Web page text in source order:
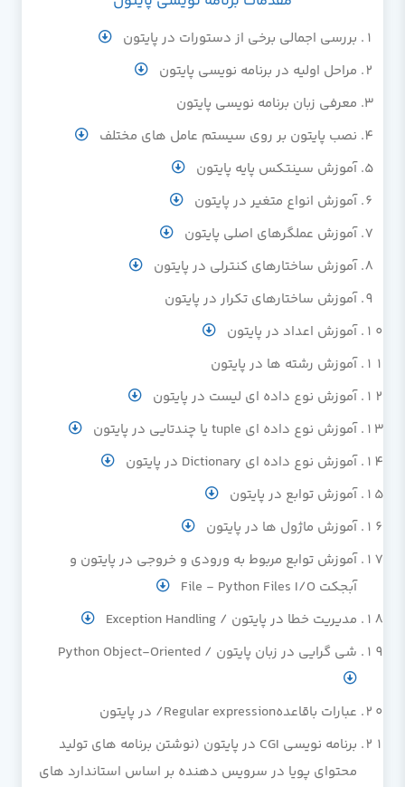
بررسی اجمالی برخی از دستورات در پایتون
مراحل اولیه در برنامه نویسی پایتون
معرفی زبان برنامه نویسی پایتون
نصب پایتون بر روی سیستم عامل های مختلف
آموزش سینتکس پایه پایتون
آموزش انواع متغیر در پایتون
آموزش عملگرهای اصلی پایتون
آموزش ساختارهای کنترلی در پایتون
آموزش ساختارهای تکرار در پایتون
آموزش اعداد در پایتون
آموزش رشته ها در پایتون
آموزش نوع داده ای لیست در پایتون
آموزش نوع داده ای tuple یا چندتایی در پایتون
آموزش نوع داده ای Dictionary در پایتون
آموزش توابع در پایتون
آموزش ماژول ها در پایتون
آموزش توابع مربوط به ورودی و خروجی در پایتون و
آبجکت File - Python Files I/O
مدیریت خطا در پایتون / Exception Handling
شی گرایی در زبان پایتون / Python Object-Oriented
عبارات باقاعدهRegular expression/ در پایتون
برنامه نویسی CGI در پایتون (نوشتن برنامه های تولید
محتوای پویا در سرویس دهنده بر اساس استاندارد های